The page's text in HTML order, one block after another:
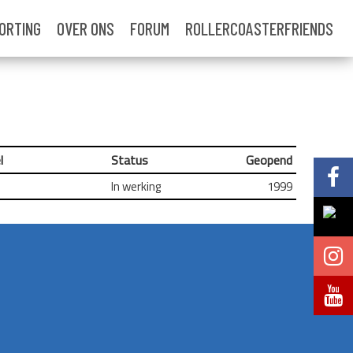
OVER ONS FORUM ROLLERCOASTERFRIENDS
Volg @Pretparkenbe
Volg @Pretparkenbe
Volg @Pretparken.be
Volg @Pretparkenbe
Status Geopend
In werking 1999